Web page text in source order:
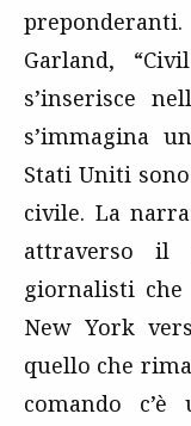
Garland,
s’inserisce
s’immagina
Stati Uniti
civile. La
attraverso
giornalisti
New York
quello che
comando